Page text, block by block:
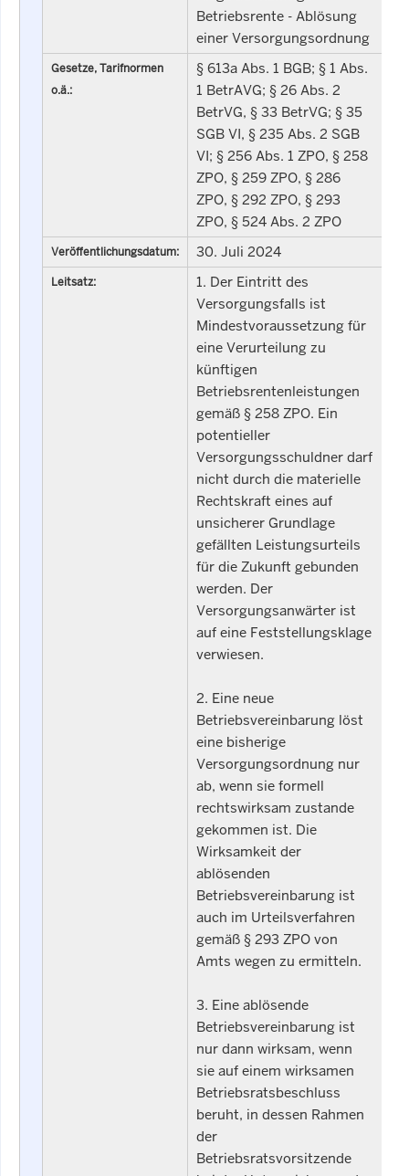
Betriebsrente - Ablösung
einer Versorgungsordnung
Gesetze, Tarifnormen
o.ä.:
§ 613a Abs. 1 BGB; § 1 Abs.
1 BetrAVG; § 26 Abs. 2
BetrVG, § 33 BetrVG; § 35
SGB VI, § 235 Abs. 2 SGB
VI; § 256 Abs. 1 ZPO, § 258
ZPO, § 259 ZPO, § 286
ZPO, § 292 ZPO, § 293
ZPO, § 524 Abs. 2 ZPO
Veröffentlichungsdatum: 30. Juli 2024
Leitsatz:
1. Der Eintritt des
Versorgungsfalls ist
Mindestvoraussetzung für
eine Verurteilung zu
künftigen
Betriebsrentenleistungen
gemäß § 258 ZPO. Ein
potentieller
Versorgungsschuldner darf
nicht durch die materielle
Rechtskraft eines auf
unsicherer Grundlage
gefällten Leistungsurteils
für die Zukunft gebunden
werden. Der
Versorgungsanwärter ist
auf eine Feststellungsklage
verwiesen.
2. Eine neue
Betriebsvereinbarung löst
eine bisherige
Versorgungsordnung nur
ab, wenn sie formell
rechtswirksam zustande
gekommen ist. Die
Wirksamkeit der
ablösenden
Betriebsvereinbarung ist
auch im Urteilsverfahren
gemäß § 293 ZPO von
Amts wegen zu ermitteln.
3. Eine ablösende
Betriebsvereinbarung ist
nur dann wirksam, wenn
sie auf einem wirksamen
Betriebsratsbeschluss
beruht, in dessen Rahmen
der
Betriebsratsvorsitzende